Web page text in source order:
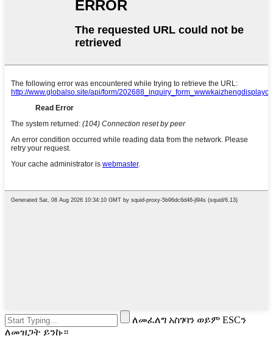
ለመፈለግ አስገባን ወይም ESCን
ለመዝጋት ይንኩ።